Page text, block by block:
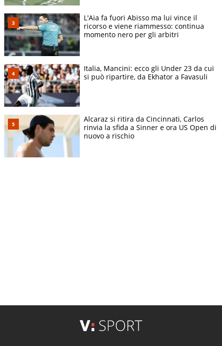
L'Aia fa fuori Abisso ma lui vince il
ricorso e viene riammesso: continua
momento nero per gli arbitri
Italia, Mancini: ecco gli Under 23 da cui
si può ripartire, da Ekhator a Favasuli
Alcaraz si ritira da Cincinnati, Carlos
rinvia la sfida a Sinner e ora US Open di
nuovo a rischio